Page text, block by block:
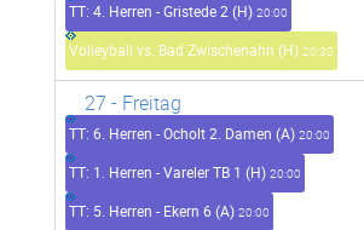
TT: 4. Herren - Gristede 2 (H) 20:00
Volleyball vs. Bad Zwischenahn (H) 20:30
27 - Freitag
TT: 6. Herren - Ocholt 2. Damen (A) 20:00
TT: 1. Herren - Vareler TB 1 (H) 20:00
TT: 5. Herren - Ekern 6 (A) 20:00